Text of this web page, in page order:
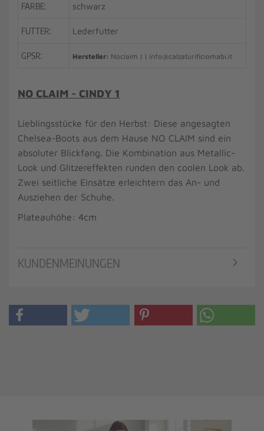
FARBE: schwarz
FUTTER: Lederfutter
GPSR: Hersteller: Noclaim | | info@calzaturificiomabi.it
NO CLAIM - CINDY 1
Lieblingsstücke für den Herbst: Diese angesagten
Chelsea-Boots aus dem Hause NO CLAIM sind ein
absoluter Blickfang. Die Kombination aus Metallic-
Look und Glitzereffekten runden den coolen Look ab.
Zwei seitliche Einsätze erleichtern das An- und
Ausziehen der Schuhe.
Plateauhöhe: 4cm
KUNDENMEINUNGEN